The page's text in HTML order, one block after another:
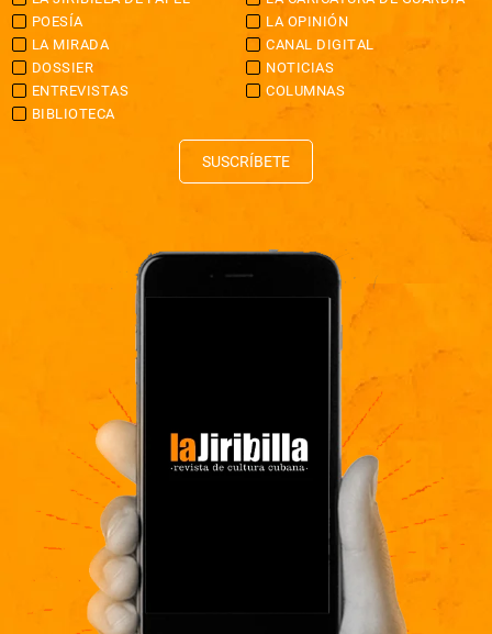
POESÍA
LA OPINIÓN
LA MIRADA
CANAL DIGITAL
DOSSIER
NOTICIAS
ENTREVISTAS
COLUMNAS
BIBLIOTECA
SUSCRÍBETE